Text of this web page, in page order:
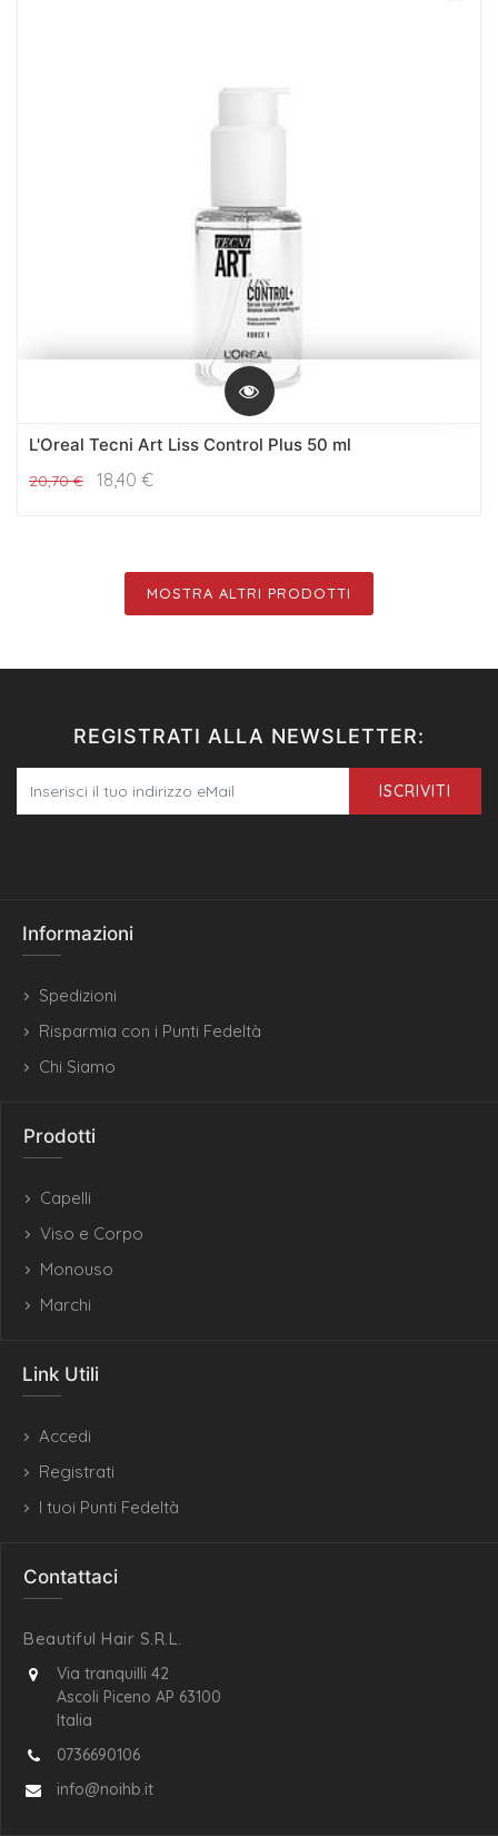
L'Oreal Tecni Art Liss Control Plus 50 ml
20,70€ 18,40 €
MOSTRA ALTRI PRODOTTI
REGISTRATI ALLA NEWSLETTER:
ISCRIVITI
Informazioni
Spedizioni
Risparmia con i Punti Fedeltà
Chi Siamo
Prodotti
Capelli
Viso e Corpo
Monouso
Marchi
Link Utili
Accedi
Registrati
I tuoi Punti Fedeltà
Contattaci
Beautiful Hair S.R.L.
Via tranquilli 42
Ascoli Piceno AP 63100
Italia
0736690106
info@noihb.it